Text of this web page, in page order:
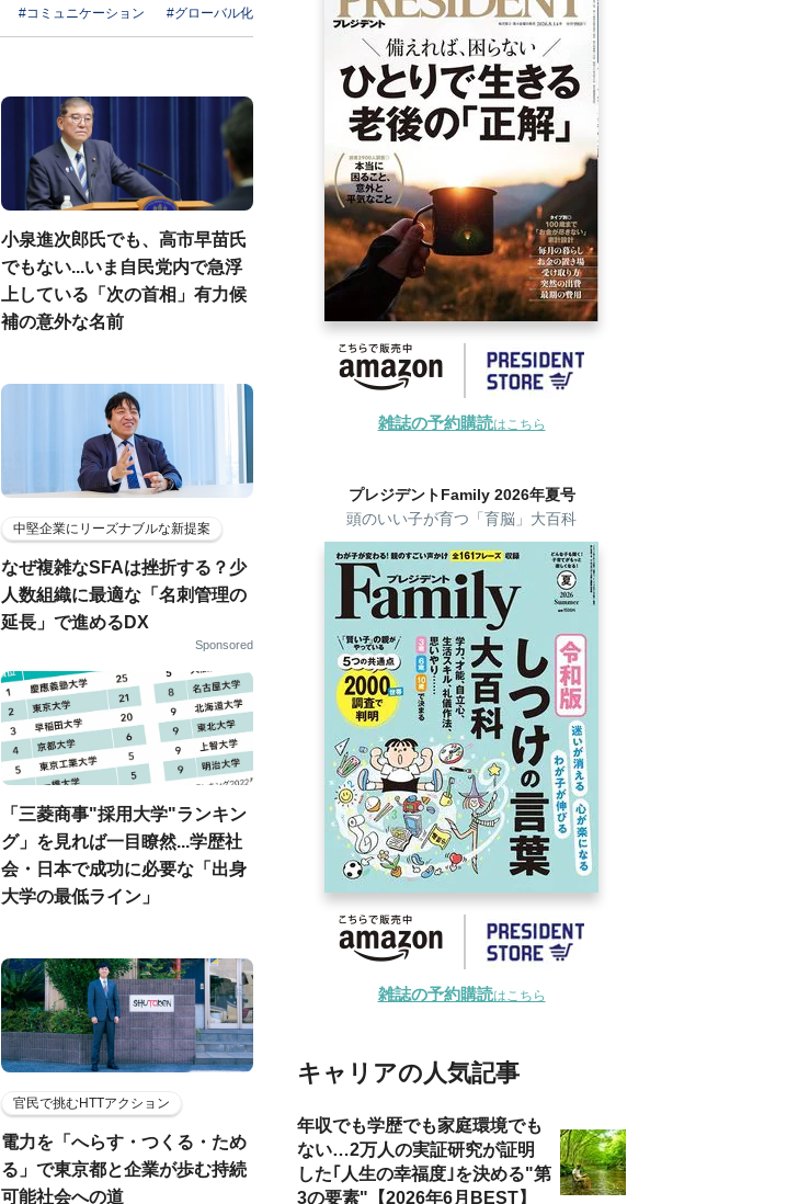
#コミュニケーション #グローバル化
小泉進次郎氏でも、高市早苗氏
でもない...いま自民党内で急浮
上している「次の首相」有力候
補の意外な名前
中堅企業にリーズナブルな新提案
なぜ複雑なSFAは挫折する？少
人数組織に最適な「名刺管理の
延長」で進めるDX
Sponsored
「三菱商事"採用大学"ランキン
グ」を見れば一目瞭然...学歴社
会・日本で成功に必要な「出身
大学の最低ライン」
官民で挑むHTTアクション
電力を「へらす・つくる・ため
る」で東京都と企業が歩む持続
可能社会への道
雑誌の予約購読はこちら
プレジデントFamily 2026年夏号
頭のいい子が育つ「育脳」大百科
雑誌の予約購読はこちら
キャリアの人気記事
年収でも学歴でも家庭環境でも
ない…2万人の実証研究が証明
した｢人生の幸福度｣を決める"第
3の要素"【2026年6月BEST】